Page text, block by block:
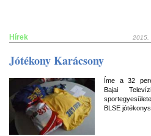
Hírek 2015.
Jótékony Karácsony
Íme a 32
Bajai
BLSE